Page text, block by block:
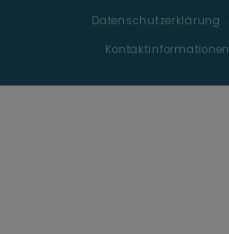
Datenschutzerklärung
Kontaktinformationen